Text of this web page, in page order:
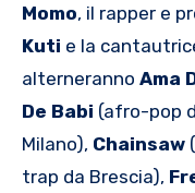
Momo, il rapper e
Kuti e la
alterneranno Ama
De Babi (afro-pop
Milano), Chainsaw
trap da Brescia),